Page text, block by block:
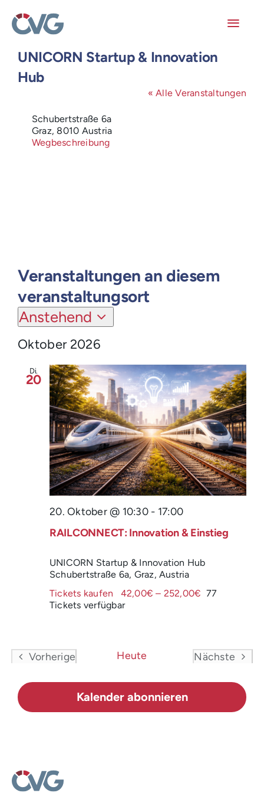
content
Mitglieder
Arbeitskreise
UNICORN Startup & Innovation
Hub
« Alle Veranstaltungen
Adresse
Schubertstraße 6a
Graz, 8010 Austria
Wegbeschreibung
Veranstaltungen an diesem
veranstaltungsort
Anstehend
wählen.
Oktober 2026
Di.
20
RAILCONNECT: Innovation & Einstieg
20. Oktober @ 10:30 - 17:00
UNICORN Startup & Innovation Hub
Schubertstraße 6a, Graz, Austria
Tickets kaufen
42,00€ – 252,00€ 77
Tickets verfügbar
Vorherige
Heute
Nächste
Kalender abonnieren